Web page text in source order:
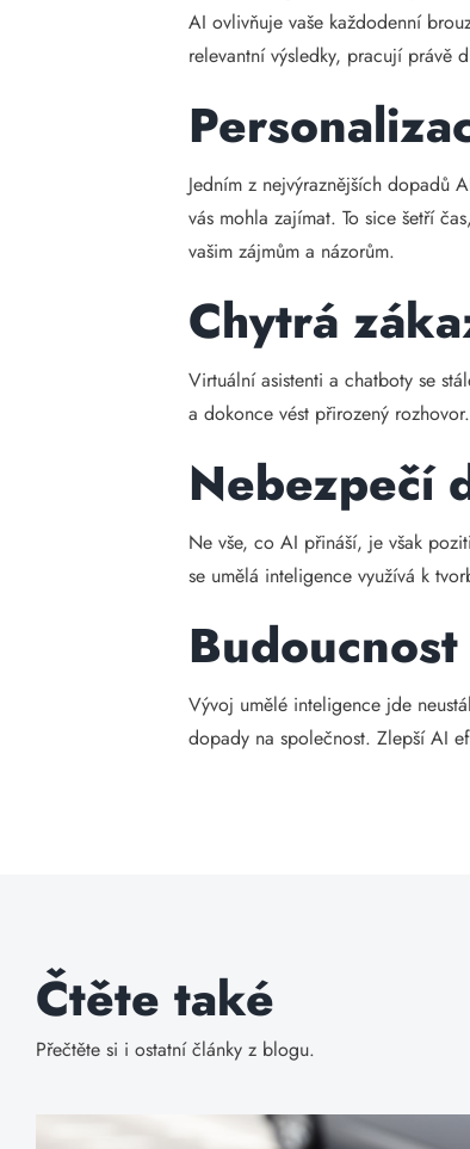
AI ovlivňuje vaše každodenní
relevantní výsledky, pracují právě
Jedním z nejvýraznějších dopadů
vás mohla zajímat. To sice šetří
vašim zájmům a názorům.
Chytrá
Virtuální asistenti a chatboty se
a dokonce vést přirozený
Nebezpečí
Ne vše, co AI přináší, je však
se umělá inteligence využívá k
Vývoj umělé inteligence jde
dopady na společnost. Zlepší AI
Čtěte také
Přečtěte si i ostatní články z blogu.